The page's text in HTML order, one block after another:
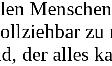
zu
der alles